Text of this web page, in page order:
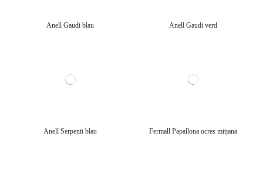
Anell Gaudi blau Anell Gaudi verd
Anell Serpenti blau Fermall Papallona ocres mitjana